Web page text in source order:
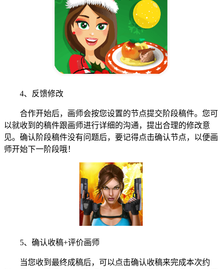
4、反馈修改
合作开始后，画师会按您设置的节点提交阶段稿件。您可
以就收到的稿件跟画师进行详细的沟通，提出合理的修改意
见。确认阶段稿件没有问题后，要记得点击确认节点，以便画
师开始下一阶段哦！
5、确认收稿+评价画师
当您收到最终成稿后，可以点击确认收稿来完成本次约